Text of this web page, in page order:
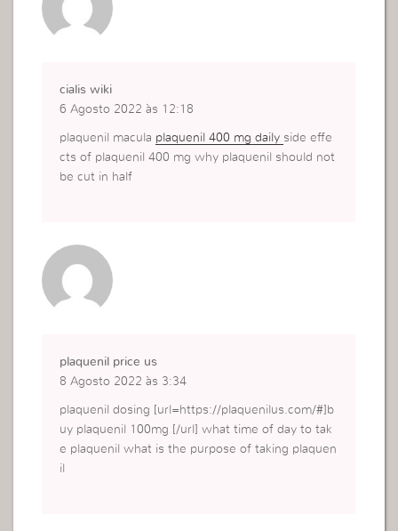
cialis wiki
6 Agosto 2022 às 12:18
plaquenil macula plaquenil 400 mg daily side effe
cts of plaquenil 400 mg why plaquenil should not
be cut in half
plaquenil price us
8 Agosto 2022 às 3:34
plaquenil dosing [url=https://plaquenilus.com/#]b
uy plaquenil 100mg [/url] what time of day to tak
e plaquenil what is the purpose of taking plaquen
il